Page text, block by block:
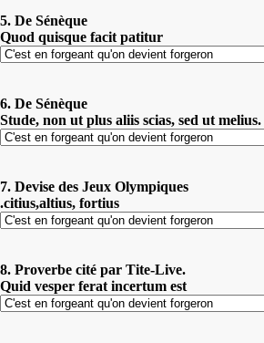
5. De Sénèque
Quod quisque facit patitur
6. De Sénèque
Stude, non ut plus aliis scias, sed ut melius.
7. Devise des Jeux Olympiques
.citius,altius, fortius
8. Proverbe cité par Tite-Live.
Quid vesper ferat incertum est